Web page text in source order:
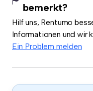
bemerkt?
Hilf uns, Rentumo
Informationen und wir
Ein Problem melden